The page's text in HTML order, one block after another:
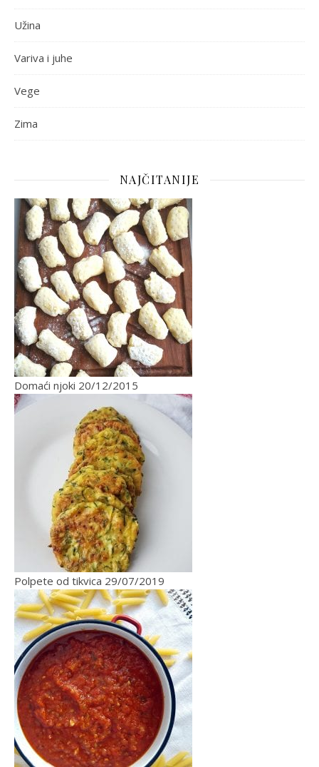
Užina
Variva i juhe
Vege
Zima
NAJČITANIJE
Domaći njoki 20/12/2015
Polpete od tikvica 29/07/2019